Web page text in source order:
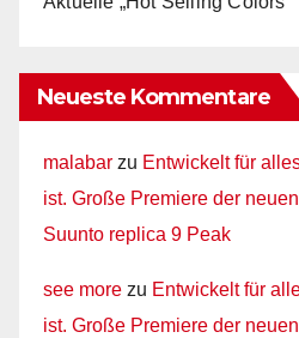
Neueste Kommentare
malabar zu Entwickelt für
ist. Große Premiere der
Suunto replica 9 Peak
see more zu Entwickelt für
ist. Große Premiere der